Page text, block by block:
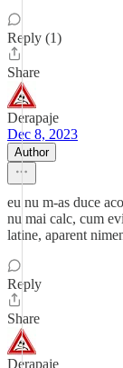
Reply (1)
Share
Derapaje
Dec 8, 2023
Author
eu nu m-as duce
nu mai calc, cum
latine, aparent
Reply
Share
Derapaje